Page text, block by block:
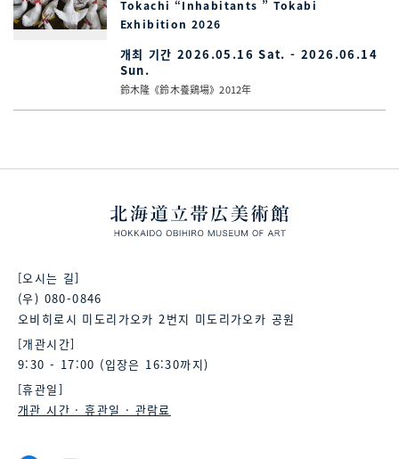
Tokachi “Inhabitants ” Tokabi
Exhibition 2026
개최 기간 2026.05.16 Sat. - 2026.06.14
Sun.
鈴木隆《鈴木養鶏場》2012年
[오시는 길]
(우) 080-0846
오비히로시 미도리가오카 2번지 미도리가오카 공원
[개관시간]
9:30 - 17:00 (입장은 16:30까지)
[휴관일]
개관 시간 · 휴관일 · 관람료